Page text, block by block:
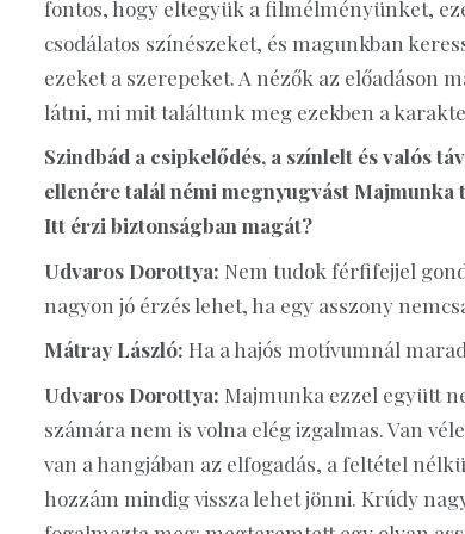
fontos, hogy eltegyük a filmélményünket,
csodálatos színészeket, és magunkban
ezeket a szerepeket. A nézők az előadáson
látni, mi mit találtunk meg ezekben a
Szindbád a csipkelődés, a színlelt és valós
ellenére talál némi megnyugvást Majmunka
Itt érzi biztonságban magát?
Udvaros Dorottya: Nem tudok férfifejjel
nagyon jó érzés lehet, ha egy asszony
Mátray László: Ha a hajós motívumnál
Udvaros Dorottya: Majmunka ezzel együtt
számára nem is volna elég izgalmas. Van
van a hangjában az elfogadás, a feltétel
hozzám mindig vissza lehet jönni. Krúdy